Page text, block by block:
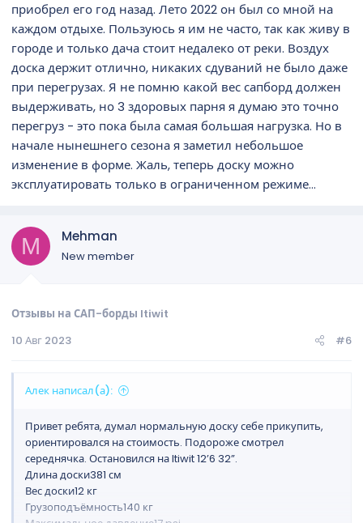
приобрел его год назад. Лето 2022 он был со мной на
каждом отдыхе. Пользуюсь я им не часто, так как живу в
городе и только дача стоит недалеко от реки. Воздух
доска держит отлично, никаких сдуваний не было даже
при перегрузах. Я не помню какой вес сапборд должен
выдерживать, но 3 здоровых парня я думаю это точно
перегруз - это пока была самая большая нагрузка. Но в
начале нынешнего сезона я заметил небольшое
изменение в форме. Жаль, теперь доску можно
эксплуатировать только в ограниченном режиме...
M Mehman
New member
Отзывы на САП-борды Itiwit
10 Авг 2023
#6
Алек написал(а):
Привет ребята, думал нормальную доску себе прикупить,
ориентировался на стоимость. Подороже смотрел
середнячка. Остановился на Itiwit 12’6 32”.
Длина доски381 см
Вес доски12 кг
Грузоподъёмность140 кг